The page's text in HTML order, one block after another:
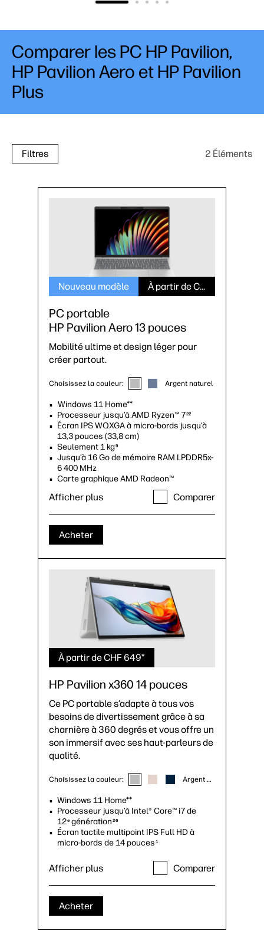
Comparer les PC HP Pavilion,
HP Pavilion Aero et HP Pavilion
Plus
Filtres 2 Éléments
Nouveau modèle À partir de CHF 999*
PC portable
HP Pavilion Aero 13 pouces
Mobilité ultime et design léger pour
créer partout.
Choisissez la couleur: Argent naturel
Windows 11 Home**
Processeur jusqu’à AMD Ryzen™ 722
Écran IPS WQXGA à micro-bords jusqu’à
13,3 pouces (33,8 cm)
Seulement 1 kg9
Jusqu’à 16 Go de mémoire RAM LPDDR5x-
6 400 MHz
Carte graphique AMD Radeon™
Comparer
Afficher plus
Acheter
À partir de CHF 649*
HP Pavilion x360 14 pouces
Ce PC portable s’adapte à tous vos
besoins de divertissement grâce à sa
charnière à 360 degrés et vous offre un
son immersif avec ses haut-parleurs de
qualité.
Choisissez la couleur: Argent naturel
Windows 11 Home**
Processeur jusqu’à Intel® Core™ i7 de
12e génération 26
Écran tactile multipoint IPS Full HD à
micro-bords de 14 pouces 1
Comparer
Afficher plus
Acheter